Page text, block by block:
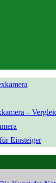
–
Einsteiger